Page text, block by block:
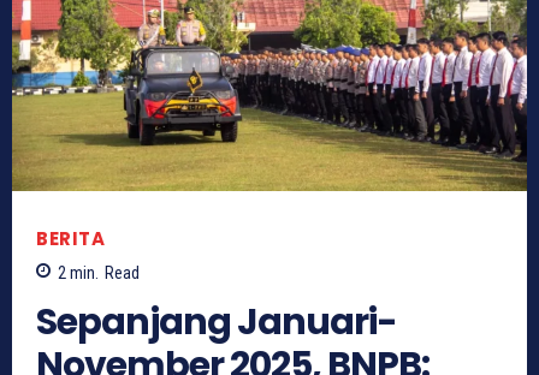
BERITA
2min. Read
Sepanjang Januari-